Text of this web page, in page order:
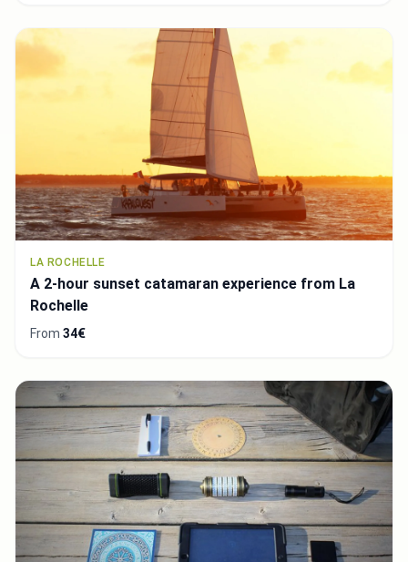
LA ROCHELLE
A 2-hour sunset catamaran experience from La
Rochelle
From 34€